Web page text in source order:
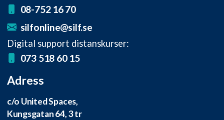
08-752 16 70
silfonline@silf.se
Digital support distanskurser:
073 518 60 15
Adress
c/o United Spaces,
Kungsgatan 64, 3 tr